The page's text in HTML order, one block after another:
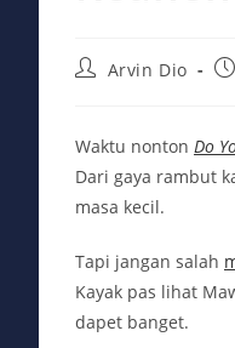
PostArvin Dio
Waktu nonton Do
Dari gaya rambut
masa kecil.
Tapi jangan salah
Kayak pas lihat
dapet banget.